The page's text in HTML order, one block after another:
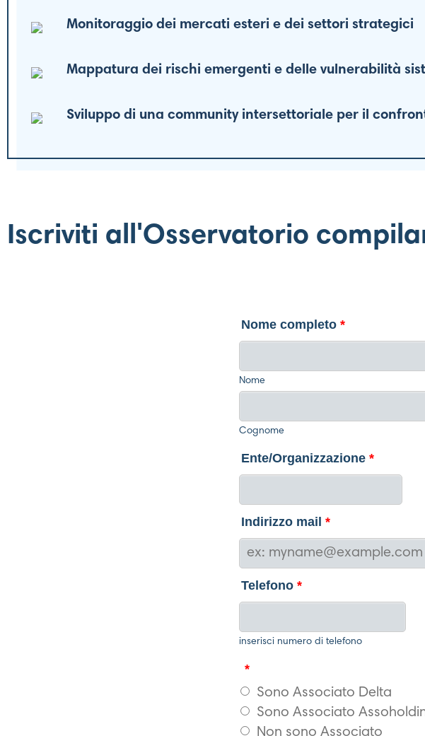
Monitoraggio dei mercati esteri e dei settori strategici
Mappatura dei rischi emergenti e delle vulnerabilità
Sviluppo di una community intersettoriale per il
Iscriviti all'Osservatorio
Nome completo *
Nome
Cognome
Ente/Organizzazione *
Indirizzo mail *
Telefono *
inserisci numero di telefono
*
Sono Associato Delta
Sono Associato
Non sono Associato